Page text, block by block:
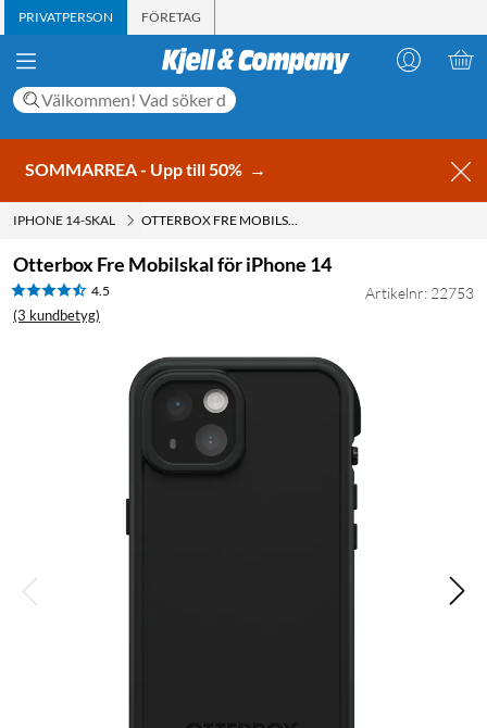
PRIVATPERSON FÖRETAG
SOMMARREA - Upp till 50% →
IPHONE 14-SKAL OTTERBOX FRE MOBILSKAL FÖR IPHONE 14
Otterbox Fre Mobilskal för iPhone 14
4.5
(3 kundbetyg)
Artikelnr: 22753